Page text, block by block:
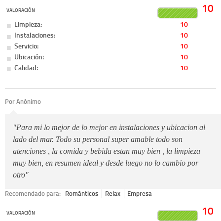
VALORACIÓN 10
Limpieza:
10
Instalaciones:
10
Servicio:
10
Ubicación:
10
Calidad:
10
Por Anónimo
"Para mi lo mejor de lo mejor en instalaciones y ubicacion al
lado del mar. Todo su personal super amable todo son
atenciones , la comida y bebida estan muy bien , la limpieza
muy bien, en resumen ideal y desde luego no lo cambio por
otro"
Recomendado para: Románticos Relax Empresa
VALORACIÓN 10